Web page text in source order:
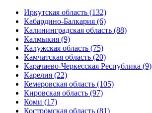
Иркутская область (132)
Кабардино-Балкария (6)
Калининградская область (88)
Калмыкия (9)
Калужская область (75)
Камчатская область (20)
Карачаево-Черкесская Республика (9)
Карелия (22)
Кемеровская область (105)
Кировская область (97)
Коми (17)
Костромская область (81)